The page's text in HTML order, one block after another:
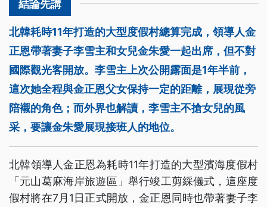
北韓耗時11年打造的大型度假村總算完成，領導人金
正恩帶著妻子李雪主和女兒金朱愛一起出席，但不對
國際觀光客開放。李雪主上次公開露面是1年半前，
這次她全程與金正恩父女保持一定的距離，展現從旁
陪襯的角色；而外界也解讀，李雪主不搶女兒的風
采，要讓金朱愛展現接班人的地位。
北韓領導人金正恩為耗時11年打造的大型濱海度假村
「元山葛麻海岸旅遊區」舉行竣工剪綵儀式，這座度
假村將在7月1日正式開放，金正恩同時也帶著妻子李